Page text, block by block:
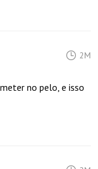
2M
no pelo, e isso